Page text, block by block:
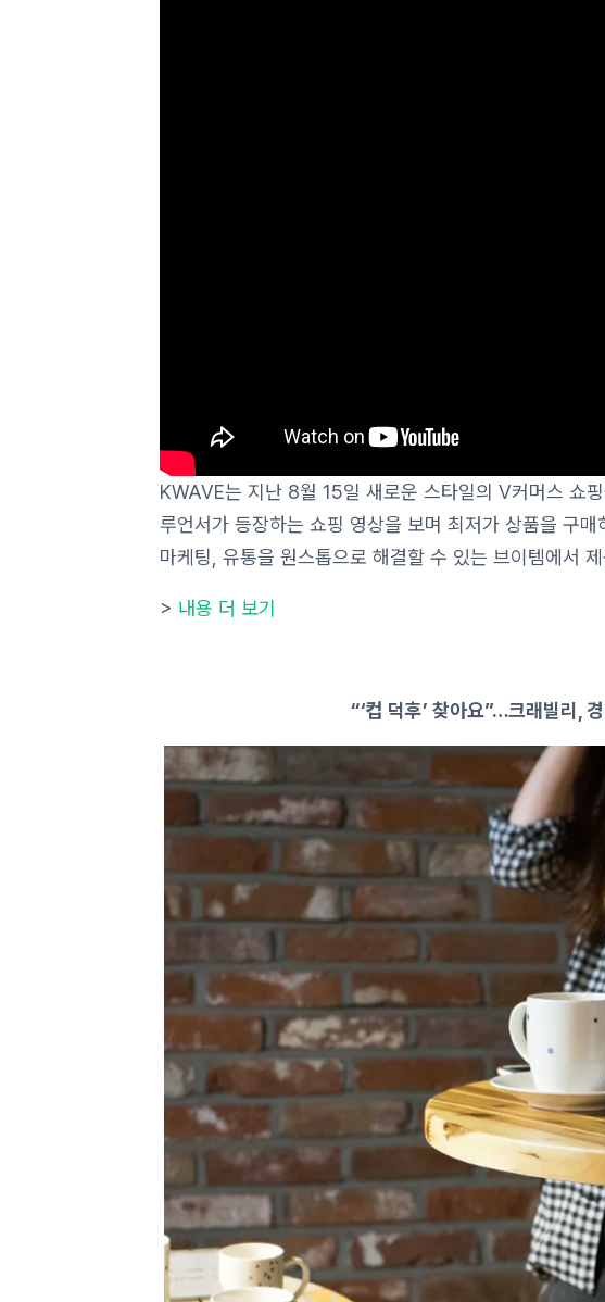
KWAVE는 지난 8월 15일 새로운 스타일의 V커머스 쇼
루언서가 등장하는 쇼핑 영상을 보며 최저가 상품을 구
마케팅, 유통을 원스톱으로 해결할 수 있는 브이템에서
> 내용 더 보기
“‘컵 덕후’ 찾아요”…크래빌리,